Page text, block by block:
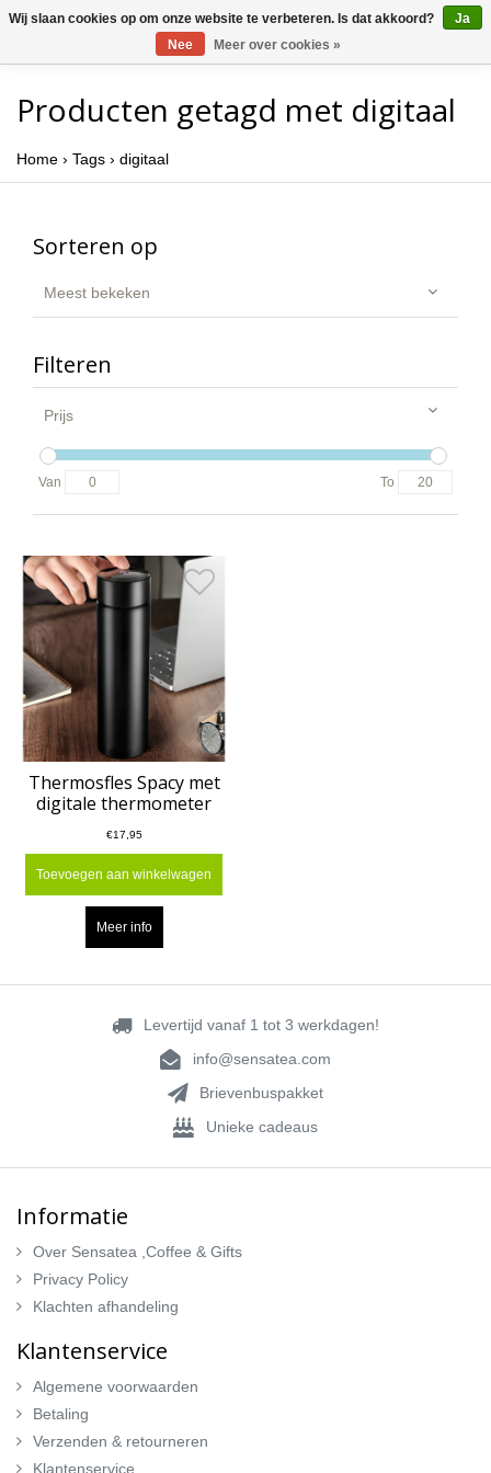
Producten getagd met digitaal
Home › Tags › digitaal
Sorteren op
Meest bekeken
Filteren
Prijs
Van To
Thermosfles Spacy met
digitale thermometer
€17,95
Toevoegen aan winkelwagen
Meer info
Levertijd vanaf 1 tot 3 werkdagen!
info@sensatea.com
Brievenbuspakket
Unieke cadeaus
Informatie
Over Sensatea ,Coffee & Gifts
Privacy Policy
Klachten afhandeling
Klantenservice
Algemene voorwaarden
Betaling
Verzenden & retourneren
Klantenservice
Wij slaan cookies op om onze website te verbeteren. Is dat akkoord?
Ja
Nee
Meer over cookies »